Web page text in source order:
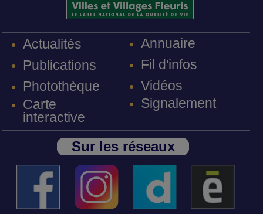
Actualités
Publications
Photothèque
Carte
interactive
Annuaire
Fil d'infos
Vidéos
Signalement
Sur les réseaux